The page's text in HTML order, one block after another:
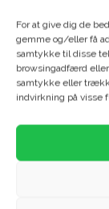
For at give dig de
gemme og/eller få
samtykke til disse
browsingadfærd
samtykke eller
indvirkning på visse
Drømmer du
arkitekttegnet
i Vester
Dette
en